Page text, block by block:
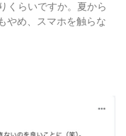
くらいですか。夏から
やめ、スマホを触らな